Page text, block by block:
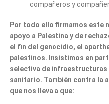
compañeros y
Por todo ello firmamos este
apoyo a Palestina y de
el fin del genocidio, el
palestinos. Insistimos en
selectiva de infraestructuras
sanitario. También contra la
que nos lleva a que: